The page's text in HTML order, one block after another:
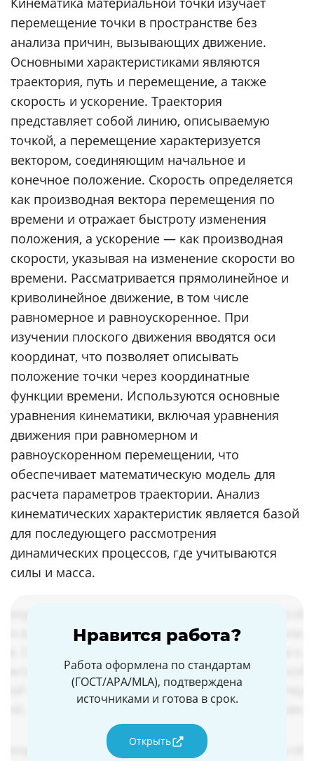
перемещение точки в пространстве без
анализа причин, вызывающих движение.
Основными характеристиками являются
траектория, путь и перемещение, а также
скорость и ускорение. Траектория
представляет собой линию, описываемую
точкой, а перемещение характеризуется
вектором, соединяющим начальное и
конечное положение. Скорость определяется
как производная вектора перемещения по
времени и отражает быстроту изменения
положения, а ускорение — как производная
скорости, указывая на изменение скорости во
времени. Рассматривается прямолинейное и
криволинейное движение, в том числе
равномерное и равноускоренное. При
изучении плоского движения вводятся оси
координат, что позволяет описывать
положение точки через координатные
функции времени. Используются основные
уравнения кинематики, включая уравнения
движения при равномерном и
равноускоренном перемещении, что
обеспечивает математическую модель для
расчета параметров траектории. Анализ
кинематических характеристик является базой
для последующего рассмотрения
динамических процессов, где учитываются
силы и масса.
Нравится работа?
Работа оформлена по стандартам
(ГОСТ/APA/MLA), подтверждена
источниками и готова в срок.
Открыть